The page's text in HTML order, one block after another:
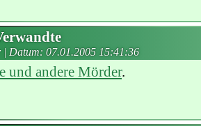
| Datum: 07.01.2005 15:41:36
und andere Mörder.